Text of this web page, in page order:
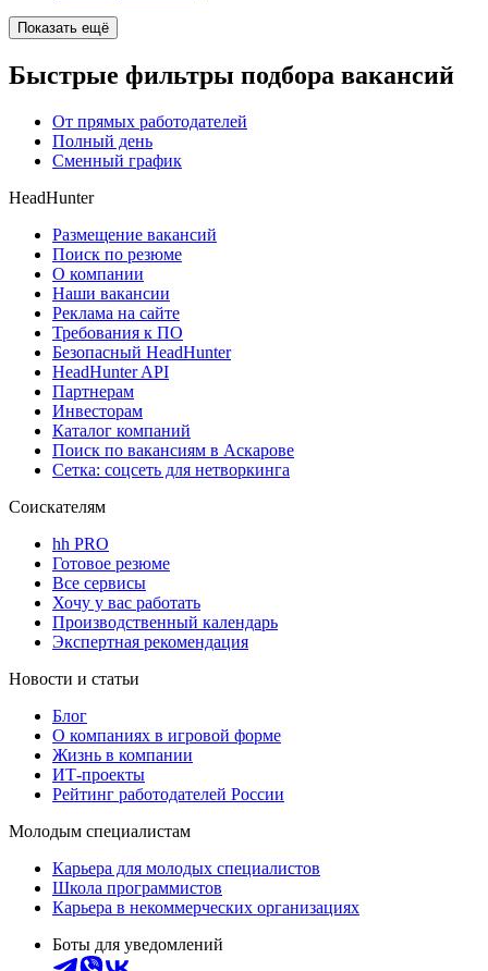
Показать ещё
Быстрые фильтры подбора вакансий
От прямых работодателей
Полный день
Сменный график
HeadHunter
Размещение вакансий
Поиск по резюме
О компании
Наши вакансии
Реклама на сайте
Требования к ПО
Безопасный HeadHunter
HeadHunter API
Партнерам
Инвесторам
Каталог компаний
Поиск по вакансиям в Аскарове
Сетка: соцсеть для нетворкинга
Соискателям
hh PRO
Готовое резюме
Все сервисы
Хочу у вас работать
Производственный календарь
Экспертная рекомендация
Новости и статьи
Блог
О компаниях в игровой форме
Жизнь в компании
ИТ-проекты
Рейтинг работодателей России
Молодым специалистам
Карьера для молодых специалистов
Школа программистов
Карьера в некоммерческих организациях
Боты для уведомлений